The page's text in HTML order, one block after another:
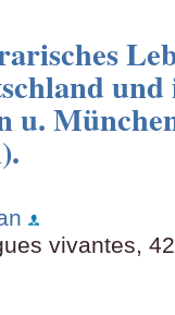
und
vivantes,